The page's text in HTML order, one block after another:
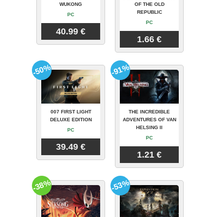
WUKONG
PC
40.99 €
OF THE OLD
REPUBLIC
PC
1.66 €
007 FIRST LIGHT
DELUXE EDITION
PC
39.49 €
-50%
THE INCREDIBLE
ADVENTURES OF VAN
HELSING II
PC
1.21 €
-91%
-38% -53%